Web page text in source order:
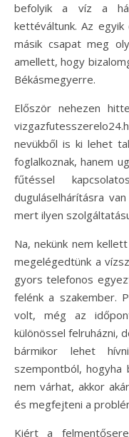
befolyik a víz a
kettéváltunk. Az
másik csapat meg
amellett, hogy
Békásmegyerre.
Először nehezen
nevükből is ki lehet
foglalkoznak, hanem
fűtéssel
duguláselhárításra
mert ilyen
Na, nekünk nem
megelégedtünk a
gyors telefonos
felénk a szakember.
volt, még az
különössel felruházni,
bármikor lehet
szempontból,
nem várhat, akkor
és megfejteni a
Kiért a